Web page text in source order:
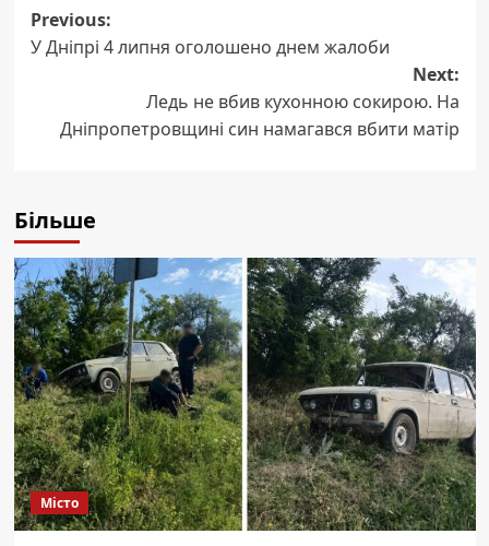
Post
navigation
Previous:
У Дніпрі 4 липня оголошено днем жалоби
Next:
Ледь не вбив кухонною сокирою. На
Дніпропетровщині син намагався вбити матір
Більше
Місто